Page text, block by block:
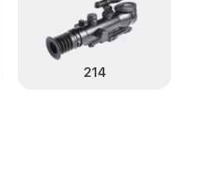
Заказать
214